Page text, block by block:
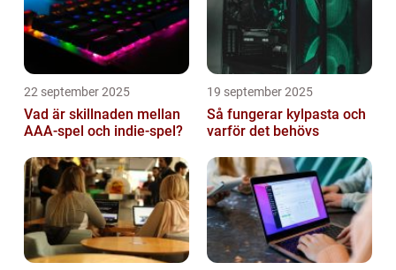
22 september 2025
Vad är skillnaden mellan
AAA-spel och indie-spel?
19 september 2025
Så fungerar kylpasta och
varför det behövs